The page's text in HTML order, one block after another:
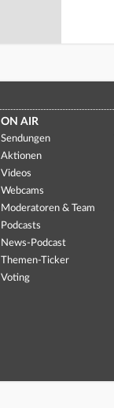
ON AIR
Sendungen
Aktionen
Videos
Webcams
Moderatoren & Team
Podcasts
News-Podcast
Themen-Ticker
Voting